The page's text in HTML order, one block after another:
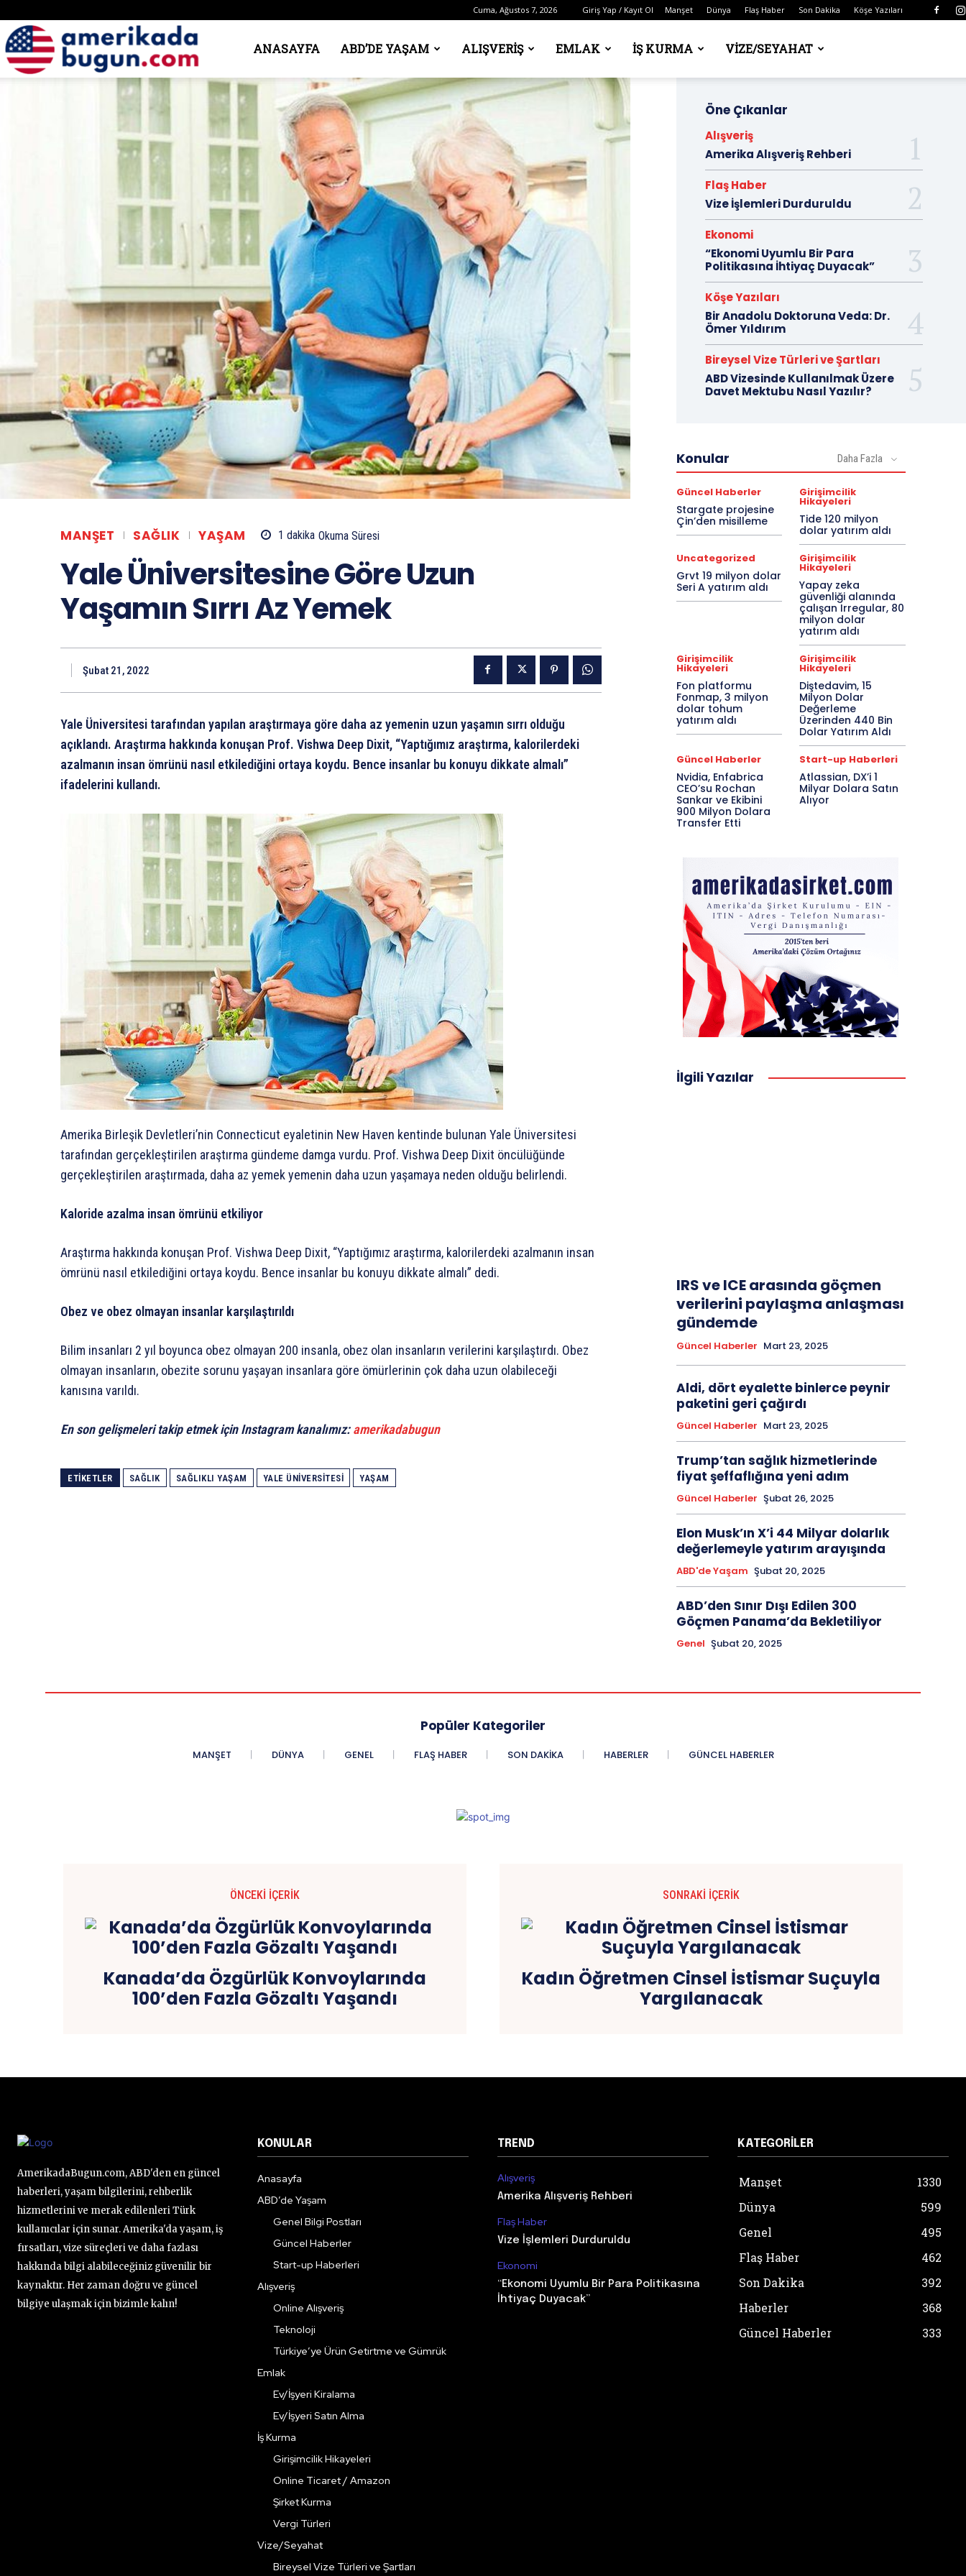
Cuma, Ağustos 7, 2026 Giriş Yap / Kayıt Ol Manşet Dünya Flaş Haber Son Dakika Köşe Yazıları
Amerika’da
Bugün
ANASAYFA ABD’DE YAŞAM ALIŞVERIŞ EMLAK İŞ KURMA VIZE/SEYAHAT
MANŞET SAĞLIK YAŞAM 1 dakika Okuma Süresi
Yale Üniversitesine Göre Uzun
Yaşamın Sırrı Az Yemek
Şubat 21, 2022
Yale Üniversitesi tarafından yapılan araştırmaya göre daha az yemenin uzun yaşamın sırrı olduğu
açıklandı. Araştırma hakkında konuşan Prof. Vishwa Deep Dixit, “Yaptığımız araştırma, kalorilerdeki
azalmanın insan ömrünü nasıl etkilediğini ortaya koydu. Bence insanlar bu konuyu dikkate almalı”
ifadelerini kullandı.
Amerika Birleşik Devletleri’nin Connecticut eyaletinin New Haven kentinde bulunan Yale Üniversitesi
tarafından gerçekleştirilen araştırma gündeme damga vurdu. Prof. Vishwa Deep Dixit öncülüğünde
gerçekleştirilen araştırmada, daha az yemek yemenin daha uzun yaşamaya neden olduğu belirlendi.
Kaloride azalma insan ömrünü etkiliyor
Araştırma hakkında konuşan Prof. Vishwa Deep Dixit, “Yaptığımız araştırma, kalorilerdeki azalmanın insan
ömrünü nasıl etkilediğini ortaya koydu. Bence insanlar bu konuyu dikkate almalı” dedi.
Obez ve obez olmayan insanlar karşılaştırıldı
Bilim insanları 2 yıl boyunca obez olmayan 200 insanla, obez olan insanların verilerini karşılaştırdı. Obez
olmayan insanların, obezite sorunu yaşayan insanlara göre ömürlerinin çok daha uzun olabileceği
kanısına varıldı.
En son gelişmeleri takip etmek için Instagram kanalımız:amerikadabugun
ETIKETLER SAĞLIK SAĞLIKLI YAŞAM YALE ÜNIVERSITESI YAŞAM
Öne Çıkanlar
Alışveriş
Amerika Alışveriş Rehberi
Flaş Haber
Vize İşlemleri Durduruldu
Ekonomi
“Ekonomi Uyumlu Bir Para
Politikasına İhtiyaç Duyacak”
Köşe Yazıları
Bir Anadolu Doktoruna Veda: Dr.
Ömer Yıldırım
Bireysel Vize Türleri ve Şartları
ABD Vizesinde Kullanılmak Üzere
Davet Mektubu Nasıl Yazılır?
Konular Daha Fazla
Güncel Haberler
Stargate projesine
Çin’den misilleme
Girişimcilik
Hikayeleri
Tide 120 milyon
dolar yatırım aldı
Uncategorized
Grvt 19 milyon dolar
Seri A yatırım aldı
Girişimcilik
Hikayeleri
Yapay zeka
güvenliği alanında
çalışan Irregular, 80
milyon dolar
yatırım aldı
Girişimcilik
Hikayeleri
Fon platformu
Fonmap, 3 milyon
dolar tohum
yatırım aldı
Girişimcilik
Hikayeleri
Diştedavim, 15
Milyon Dolar
Değerleme
Üzerinden 440 Bin
Dolar Yatırım Aldı
Güncel Haberler
Nvidia, Enfabrica
CEO’su Rochan
Sankar ve Ekibini
900 Milyon Dolara
Transfer Etti
Start-up Haberleri
Atlassian, DX’i 1
Milyar Dolara Satın
Alıyor
İlgili Yazılar
IRS ve ICE arasında göçmen
verilerini paylaşma anlaşması
gündemde
Güncel Haberler Mart 23, 2025
Aldi, dört eyalette binlerce peynir
paketini geri çağırdı
Güncel Haberler Mart 23, 2025
Trump’tan sağlık hizmetlerinde
fiyat şeffaflığına yeni adım
Güncel Haberler Şubat 26, 2025
Elon Musk’ın X’i 44 Milyar dolarlık
değerlemeyle yatırım arayışında
ABD'de Yaşam Şubat 20, 2025
ABD’den Sınır Dışı Edilen 300
Göçmen Panama’da Bekletiliyor
Genel Şubat 20, 2025
Popüler Kategoriler
MANŞET DÜNYA GENEL FLAŞ HABER SON DAKIKA HABERLER GÜNCEL HABERLER
ÖNCEKI İÇERIK
Kanada’da Özgürlük Konvoylarında
100’den Fazla Gözaltı Yaşandı
SONRAKI İÇERIK
Kadın Öğretmen Cinsel İstismar Suçuyla
Yargılanacak
AmerikadaBugun.com, ABD'den en güncel
haberleri, yaşam bilgilerini, rehberlik
hizmetlerini ve merak edilenleri Türk
kullanıcılar için sunar. Amerika'da yaşam, iş
fırsatları, vize süreçleri ve daha fazlası
hakkında bilgi alabileceğiniz güvenilir bir
kaynaktır. Her zaman doğru ve güncel
bilgiye ulaşmak için bizimle kalın!
KONULAR
Anasayfa
ABD’de Yaşam
Genel Bilgi Postları
Güncel Haberler
Start-up Haberleri
Alışveriş
Online Alışveriş
Teknoloji
Türkiye’ye Ürün Getirtme ve Gümrük
Emlak
Ev/İşyeri Kiralama
Ev/İşyeri Satın Alma
İş Kurma
Girişimcilik Hikayeleri
Online Ticaret / Amazon
Şirket Kurma
Vergi Türleri
Vize/Seyahat
Bireysel Vize Türleri ve Şartları
TREND
Alışveriş
Amerika Alışveriş Rehberi
Flaş Haber
Vize İşlemleri Durduruldu
Ekonomi
“Ekonomi Uyumlu Bir Para Politikasına
İhtiyaç Duyacak”
KATEGORILER
Manşet
1330
Dünya
599
Genel
495
Flaş Haber
462
Son Dakika
392
Haberler
368
Güncel Haberler
333